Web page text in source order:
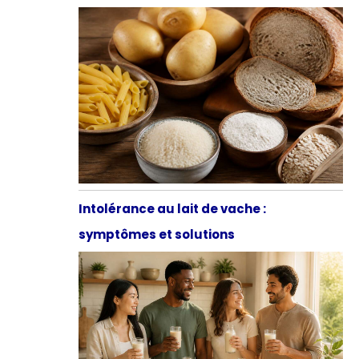
Intolérance au lait de vache :
symptômes et solutions